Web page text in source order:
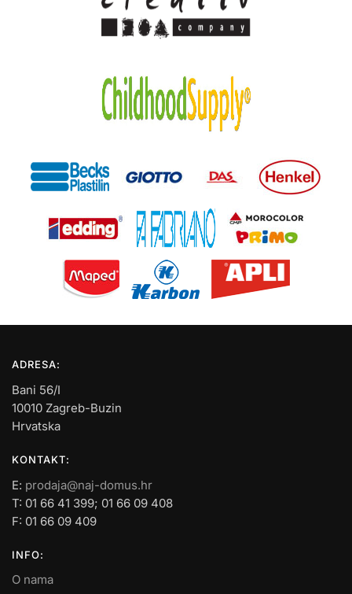
ADRESA:
Bani 56/I
10010 Zagreb-Buzin
Hrvatska
KONTAKT:
E: prodaja@naj-domus.hr
T: 01 66 41 399; 01 66 09 408
F: 01 66 09 409
INFO:
O nama